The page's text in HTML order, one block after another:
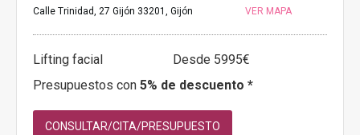
Calle Trinidad, 27 Gijón 33201, Gijón VER MAPA
Lifting facial
Desde 5995€
Presupuestos con 5% de descuento *
CONSULTAR/CITA/PRESUPUESTO